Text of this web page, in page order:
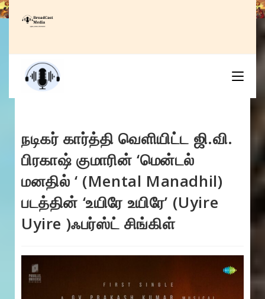
Skip
to
நடிகர் கார்த்தி வெளியிட்ட ஜி.வி.
பிரகாஷ் குமாரின் ‘மென்டல்
மனதில் ‘ (Mental Manadhil)
படத்தின் ‘உயிரே உயிரே’ (Uyire
Uyire )ஃபர்ஸ்ட் சிங்கிள்